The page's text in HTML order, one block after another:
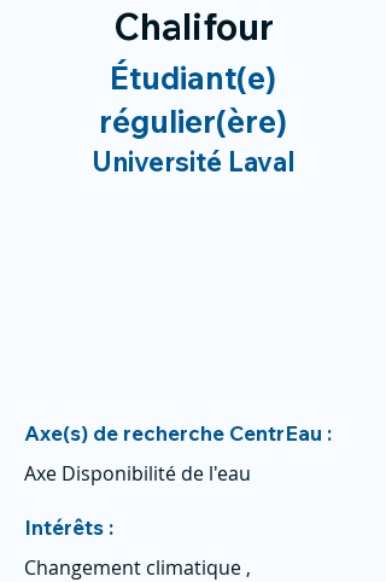
Chalifour
Étudiant(e)
régulier(ère)
Université Laval
Axe(s) de recherche CentrEau :
Axe Disponibilité de l'eau
Intérêts :
Changement climatique ,